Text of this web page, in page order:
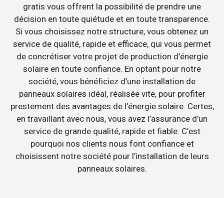
gratis vous offrent la possibilité de prendre une
décision en toute quiétude et en toute transparence.
Si vous choisissez notre structure, vous obtenez un
service de qualité, rapide et efficace, qui vous permet
de concrétiser votre projet de production d’énergie
solaire en toute confiance. En optant pour notre
société, vous bénéficiez d’une installation de
panneaux solaires idéal, réalisée vite, pour profiter
prestement des avantages de l’énergie solaire. Certes,
en travaillant avec nous, vous avez l’assurance d’un
service de grande qualité, rapide et fiable. C’est
pourquoi nos clients nous font confiance et
choisissent notre société pour l’installation de leurs
panneaux solaires.